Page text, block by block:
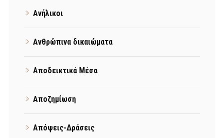
Ανήλικοι
Ανθρώπινα δικαιώματα
Αποδεικτικά Μέσα
Αποζημίωση
Απόψεις-Δράσεις